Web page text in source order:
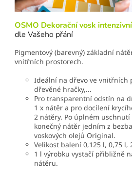
OSMO Dekorační vosk
dle Vašeho přání
Pigmentový (barevný) základní
vnitřních prostorech.
Ideální na dřevo ve vnitřních
dřevěné hračky,...
Pro transparentní odstín na
1 x nátěr a pro docílení
2 nátěry. Po úplném
konečný nátěr jedním z
voskových olejů Original.
Velikost balení 0,125 l, 0,75 l,
1 l výrobku vystačí přibližně
nátěru.